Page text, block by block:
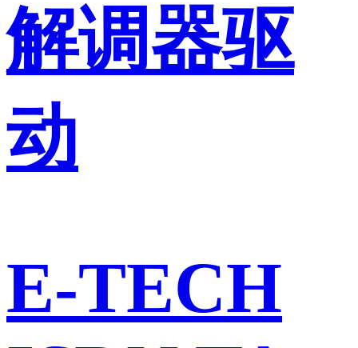
解调器驱
动
E-TECH